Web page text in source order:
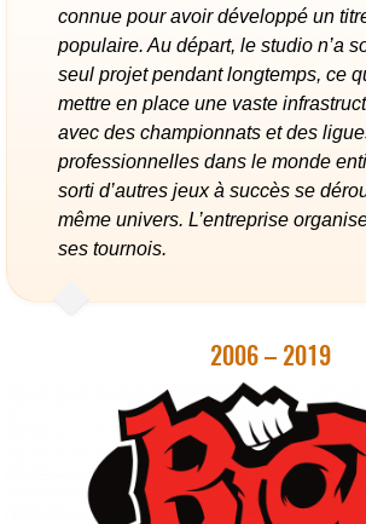
connue pour avoir développé un
populaire. Au départ, le studio n’a
seul projet pendant longtemps, ce
mettre en place une vaste
avec des championnats et des
professionnelles dans le monde
sorti d’autres jeux à succès se
même univers. L’entreprise
ses tournois.
2006 – 2019